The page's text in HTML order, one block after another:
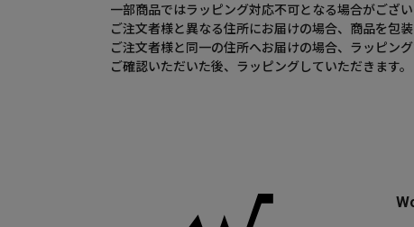
一部商品ではラッピング対応不可となる場合がござい
ご注文者様と異なる住所にお届けの場合、商品を包装
ご注文者様と同一の住所へお届けの場合、ラッピン
ご確認いただいた後、ラッピングしていただきます。